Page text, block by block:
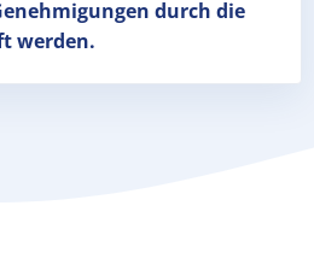
durch die
werden.